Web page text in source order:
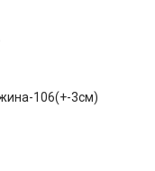
106(+-3см)